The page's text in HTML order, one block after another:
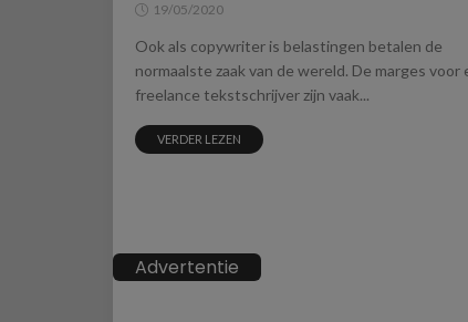
19/05/2020
Ook als copywriter is belastingen betalen de
normaalste zaak van de wereld. De marges voor
freelance tekstschrijver zijn vaak...
VERDER LEZEN
Advertentie